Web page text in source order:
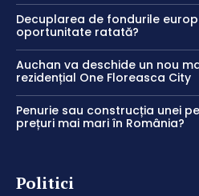
Decuplarea de fondurile
oportunitate ratată?
Auchan va deschide un nou
rezidențial One Floreasca City
Penurie sau construcția unei
prețuri mai mari în România?
Politici